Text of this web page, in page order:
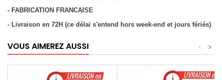
- FABRICATION FRANCAISE
- Livraison en 72H (ce délai s'entend hors week-end et jours fériés)
VOUS AIMEREZ AUSSI >
<